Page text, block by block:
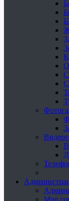
Мэр